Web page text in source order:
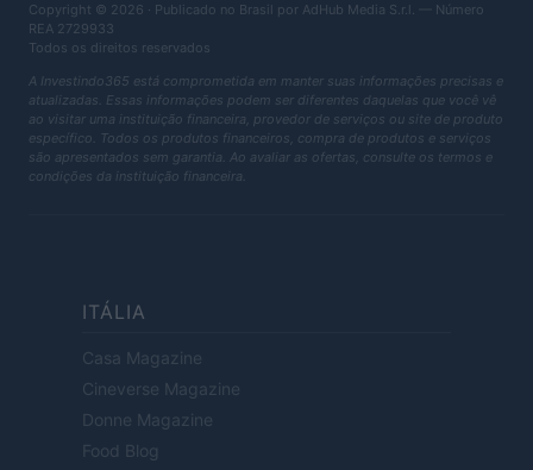
Copyright © 2026 · Publicado no Brasil por AdHub Media S.r.l. — Número
REA 2729933
Todos os direitos reservados
A Investindo365 está comprometida em manter suas informações precisas e
atualizadas. Essas informações podem ser diferentes daquelas que você vê
ao visitar uma instituição financeira, provedor de serviços ou site de produto
específico. Todos os produtos financeiros, compra de produtos e serviços
são apresentados sem garantia. Ao avaliar as ofertas, consulte os termos e
condições da instituição financeira.
ITÁLIA
Casa Magazine
Cineverse Magazine
Donne Magazine
Food Blog